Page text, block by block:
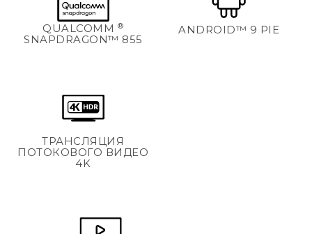
QUALCOMM ®
SNAPDRAGON™ 855
ANDROID™ 9 PIE
ТРАНСЛЯЦИЯ
ПОТОКОВОГО ВИДЕО
4K